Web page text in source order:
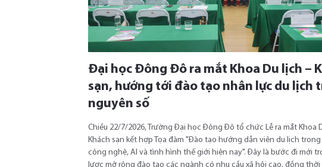
Đại học Đông Đô ra mắt Khoa Du lịch –
sạn, hướng tới đào tạo nhân lực du lịch
nguyên số
Chiều 22/7/2026, Trường Đại học Đông Đô tổ chức Lễ ra mắt Khoa
Khách sạn kết hợp Tọa đàm "Đào tạo hướng dẫn viên du lịch
công nghệ, AI và tình hình thế giới hiện nay". Đây là bước đi mới
lược mở rộng đào tạo các ngành có nhu cầu xã hội cao, đồng